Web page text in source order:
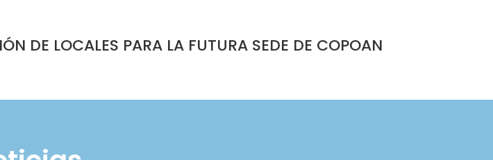
DE LOCALES PARA LA FUTURA SEDE DE COPOAN